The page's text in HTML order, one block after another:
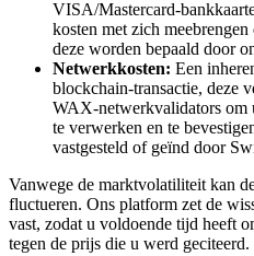
VISA/Mastercard-
kosten met zich
deze worden bepaald door
Netwerkkosten: Een
blockchain-transactie, deze
WAX-netwerkvalidators om
te verwerken en te
vastgesteld of geïnd door
Vanwege de marktvolatiliteit kan
fluctueren. Ons platform zet de
vast, zodat u voldoende tijd heeft
tegen de prijs die u werd geciteerd.